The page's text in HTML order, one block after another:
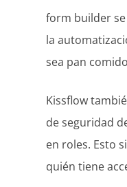
form builder
la
sea pan
Kissflow
de seguridad
en roles. Esto
quién tiene